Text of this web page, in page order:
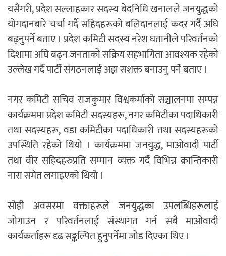
यसैगरी, प्रदेश सल्लाहकार सदस्य बेदनिधि खनालले जनयुद्धको
योगदानबारे चर्चा गर्दै सहिदहरूको बलिदानलाई कदर गर्दै अघि
बढ्नुपर्ने बताए । प्रदेश कमिटी सदस्य नरेश घतानीले परिवर्तनको
दिशामा अघि बढ्न जनताको सक्रिय सहभागिता आवश्यक रहेको
उल्लेख गर्दै पार्टी संगठनलाई अझ सशक्त बनाउनु पर्ने बताए ।
नगर कमिटी सचिव राजकुमार विश्वकर्माको सञ्चालनमा सम्पन्न
कार्यक्रममा प्रदेश कमिटी सदस्यहरू, नगर कमिटीका पदाधिकारी
तथा सदस्यहरू, वडा कमिटीका पदाधिकारी तथा सदस्यहरूको
उपस्थिति रहेको थियो । कार्यक्रममा जनयुद्ध, माओवादी पार्टी
तथा वीर सहिदहरुप्रति सम्मान व्यक्त गर्दै विभिन्न क्रान्तिकारी
नारा समेत लगाइएको थियो ।
सोही अवसरमा वक्ताहरूले जनयुद्धका उपलब्धिहरूलाई
जोगाउन र परिवर्तनलाई संस्थागत गर्न सबै माओवादी
कार्यकर्ताहरू दृढ सङ्कल्पित हुनुपर्नेमा जोड दिएका थिए ।